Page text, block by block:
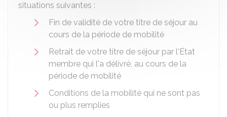
situations suivantes :
Fin de validité de votre titre de séjour au
cours de la période de mobilité
Retrait de votre titre de séjour par l'État
membre qui l'a délivré, au cours de la
période de mobilité
Conditions de la mobilité qui ne sont pas
ou plus remplies